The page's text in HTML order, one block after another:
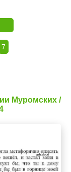
7
Муромских /